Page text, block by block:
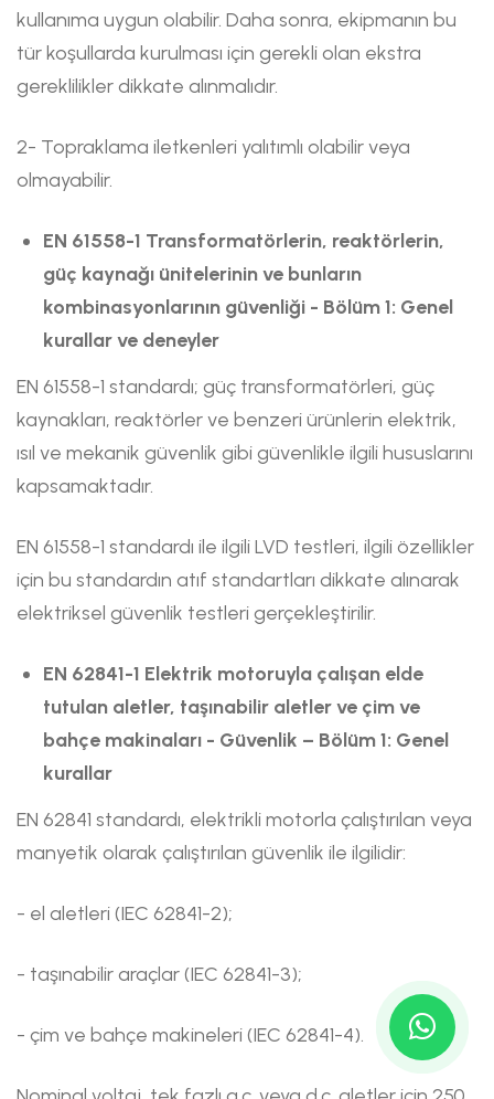
kullanıma uygun olabilir. Daha sonra, ekipmanın bu
tür koşullarda kurulması için gerekli olan ekstra
gereklilikler dikkate alınmalıdır.
2- Topraklama iletkenleri yalıtımlı olabilir veya
olmayabilir.
EN 61558-1 Transformatörlerin, reaktörlerin,
güç kaynağı ünitelerinin ve bunların
kombinasyonlarının güvenliği - Bölüm 1: Genel
kurallar ve deneyler
EN 61558-1 standardı; güç transformatörleri, güç
kaynakları, reaktörler ve benzeri ürünlerin elektrik,
ısıl ve mekanik güvenlik gibi güvenlikle ilgili hususlarını
kapsamaktadır.
EN 61558-1 standardı ile ilgili LVD testleri, ilgili özellikler
için bu standardın atıf standartları dikkate alınarak
elektriksel güvenlik testleri gerçekleştirilir.
EN 62841-1 Elektrik motoruyla çalışan elde
tutulan aletler, taşınabilir aletler ve çim ve
bahçe makinaları - Güvenlik – Bölüm 1: Genel
kurallar
EN 62841 standardı, elektrikli motorla çalıştırılan veya
manyetik olarak çalıştırılan güvenlik ile ilgilidir:
- el aletleri (IEC 62841-2);
- taşınabilir araçlar (IEC 62841-3);
- çim ve bahçe makineleri (IEC 62841-4).